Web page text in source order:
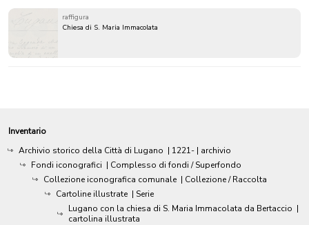
raffigura
Chiesa di S. Maria Immacolata
Inventario
Archivio storico della Città di Lugano | 1221- | archivio
Fondi iconografici | Complesso di fondi / Superfondo
Collezione iconografica comunale | Collezione / Raccolta
Cartoline illustrate | Serie
Lugano con la chiesa di S. Maria Immacolata da Bertaccio |
cartolina illustrata